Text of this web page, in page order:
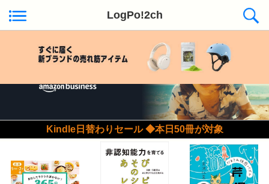
LogPo!2ch
Kindle日替わりセール ◆本日50冊が対象